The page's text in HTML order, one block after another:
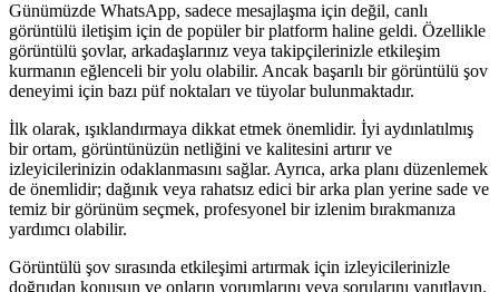
Günümüzde WhatsApp, sadece mesajlaşma için değil, canlı
görüntülü iletişim için de popüler bir platform haline geldi. Özellikle
görüntülü şovlar, arkadaşlarınız veya takipçilerinizle etkileşim
kurmanın eğlenceli bir yolu olabilir. Ancak başarılı bir görüntülü şov
deneyimi için bazı püf noktaları ve tüyolar bulunmaktadır.
İlk olarak, ışıklandırmaya dikkat etmek önemlidir. İyi aydınlatılmış
bir ortam, görüntünüzün netliğini ve kalitesini artırır ve
izleyicilerinizin odaklanmasını sağlar. Ayrıca, arka planı düzenlemek
de önemlidir; dağınık veya rahatsız edici bir arka plan yerine sade ve
temiz bir görünüm seçmek, profesyonel bir izlenim bırakmanıza
yardımcı olabilir.
Görüntülü şov sırasında etkileşimi artırmak için izleyicilerinizle
doğrudan konuşun ve onların yorumlarını veya sorularını yanıtlayın.